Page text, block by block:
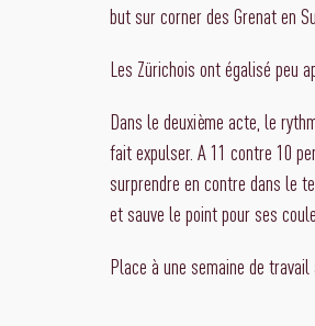
but sur corner des Grenat en
Les Zürichois ont égalisé peu
Dans le deuxième acte, le
fait expulser. A 11 contre 10
surprendre en contre dans le
et sauve le point pour ses
Place à une semaine de